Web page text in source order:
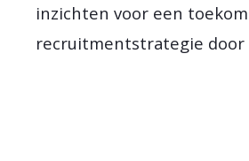
inzichten voor een
recruitmentstrategie door